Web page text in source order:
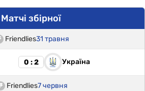
Матчі збірної
Friendlies31 травня
0 : 2 Україна
Friendlies7 червня